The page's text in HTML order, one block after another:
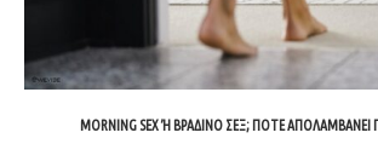
MORNING SEX Ή ΒΡΑΔΙΝΌ ΣΕΞ; ΠΌΤΕ ΑΠΟΛΑΜΒΆΝΕΙ